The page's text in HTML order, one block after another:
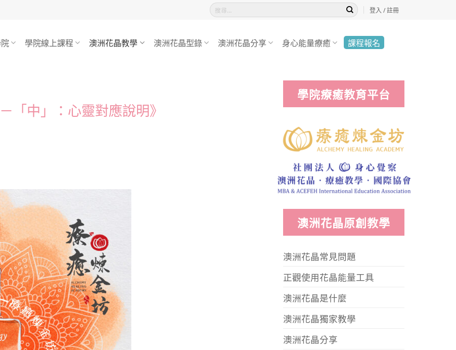
搜
尋
登入 / 註冊
學院線上課程 澳洲花晶教學 澳洲花晶型錄 澳洲花晶分享 身心能量療癒 課程報名
「中」：心靈對應說明》
學院療癒教育平台
澳洲花晶原創教學
澳洲花晶常見問題
正觀使用花晶能量工具
澳洲花晶是什麼
澳洲花晶獨家教學
澳洲花晶分享